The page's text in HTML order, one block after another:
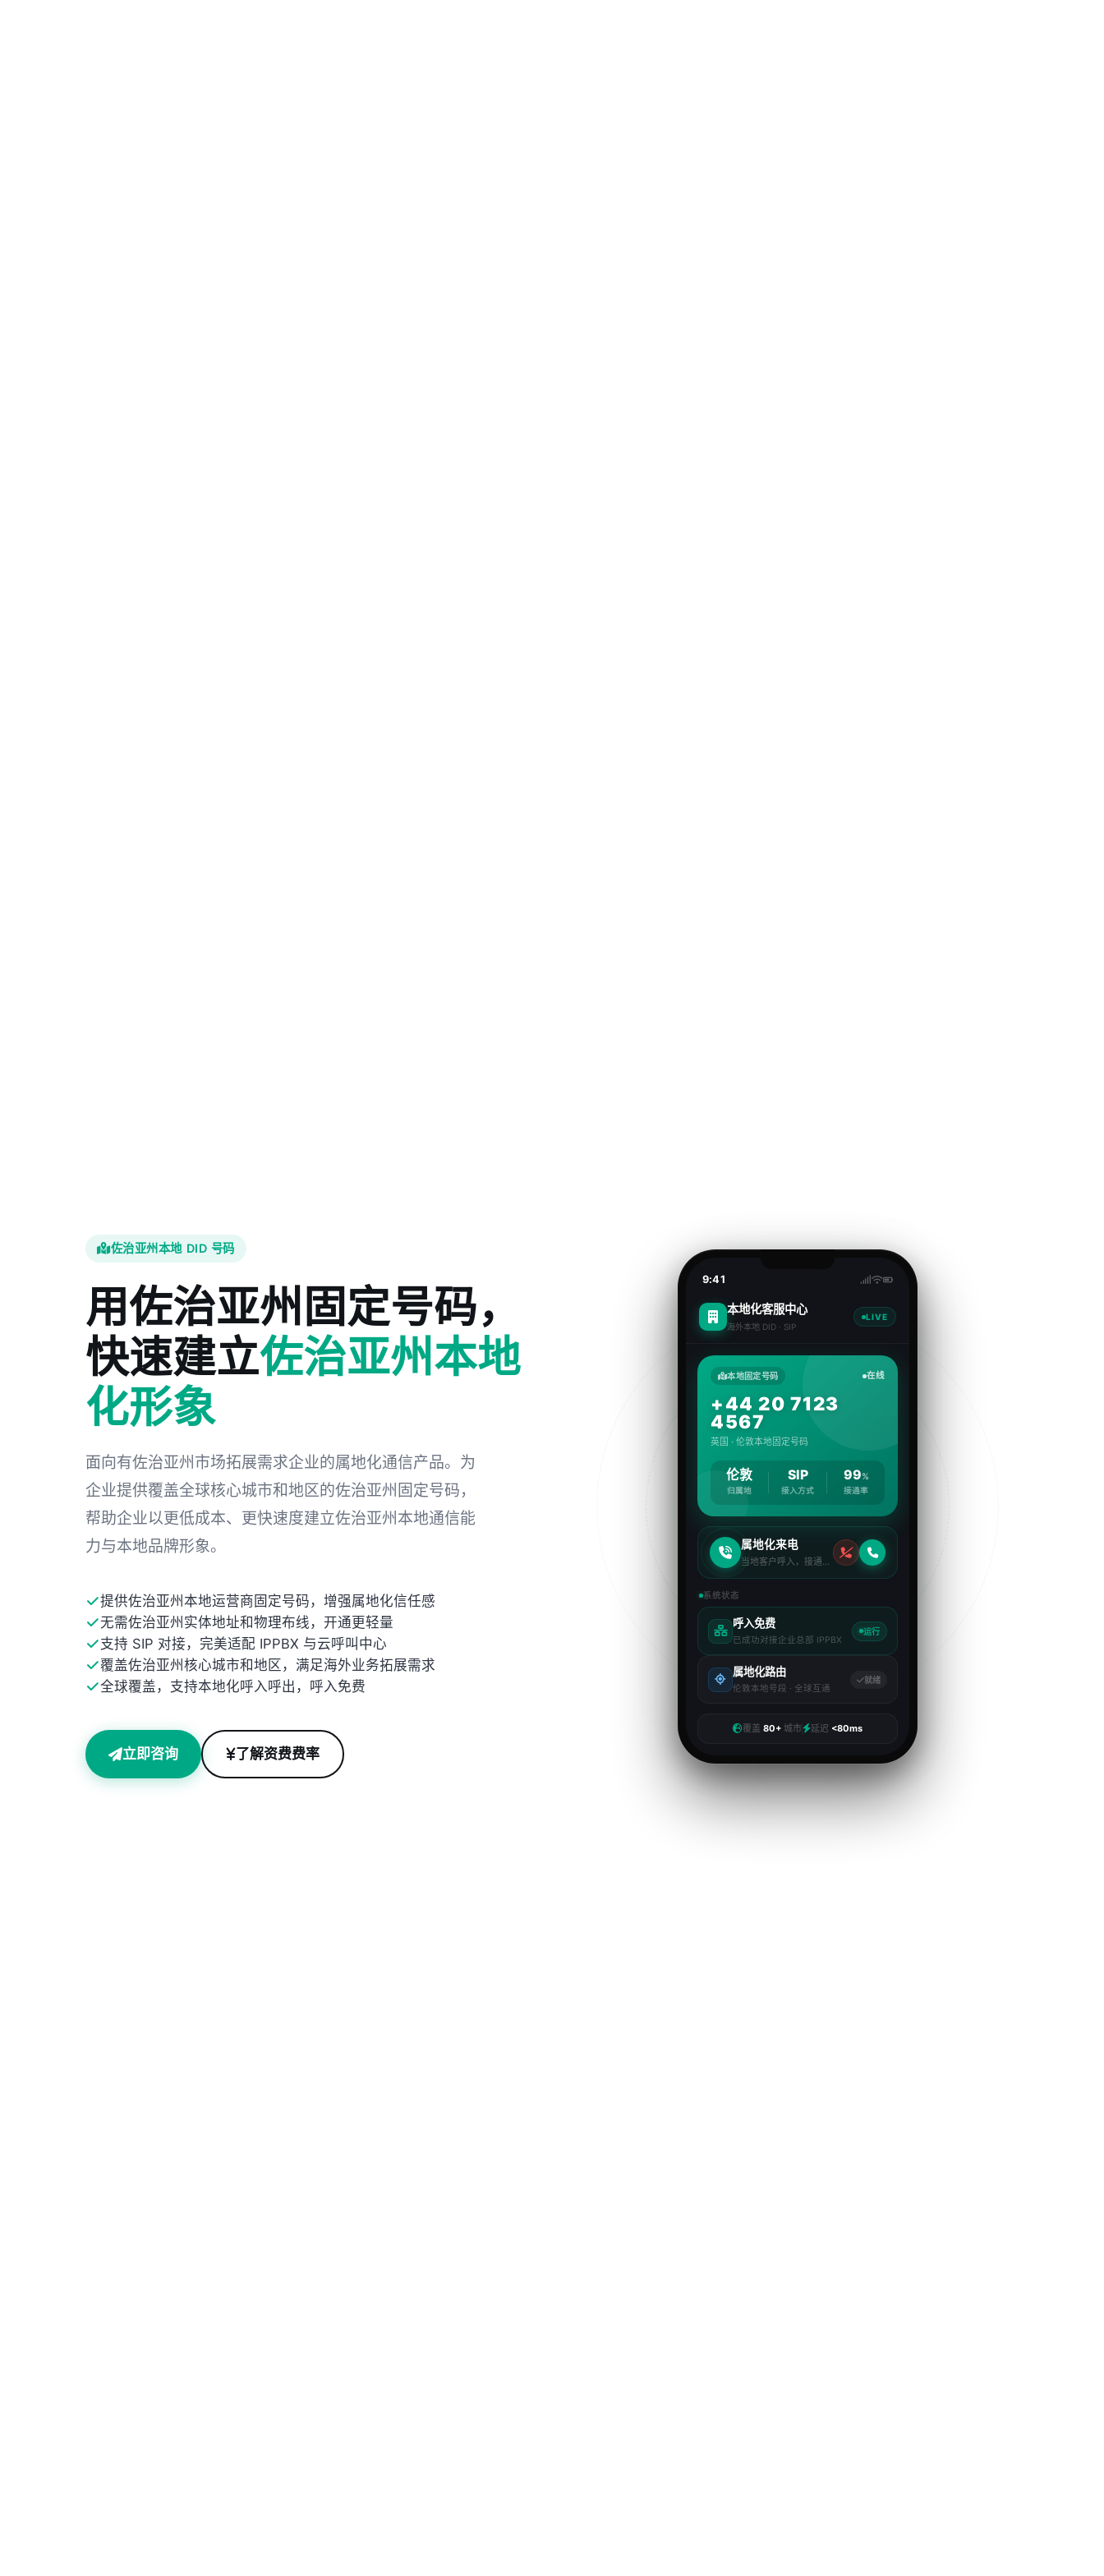
佐治亚州本地 DID 号码
用佐治亚州固定号码，
快速建立佐治亚州本地
化形象
面向有佐治亚州市场拓展需求企业的属地化通信产品。为
企业提供覆盖全球核心城市和地区的佐治亚州固定号码，
帮助企业以更低成本、更快速度建立佐治亚州本地通信能
力与本地品牌形象。
提供佐治亚州本地运营商固定号码，增强属地化信任感
无需佐治亚州实体地址和物理布线，开通更轻量
支持 SIP 对接，完美适配 IPPBX 与云呼叫中心
覆盖佐治亚州核心城市和地区，满足海外业务拓展需求
全球覆盖，支持本地化呼入呼出，呼入免费
立即咨询 了解资费费率
9:41
本地化客服中心
海外本地 DID · SIP
LIVE
本地固定号码 在线
+44 20 7123
4567
英国 · 伦敦本地固定号码
伦敦
归属地
SIP
接入方式
99%
接通率
属地化来电
当地客户呼入，接通率极高
系统状态
呼入免费
已成功对接企业总部 IPPBX
运行
属地化路由
伦敦本地号段 · 全球互通
就绪
覆盖 80+ 城市 延迟 <80ms